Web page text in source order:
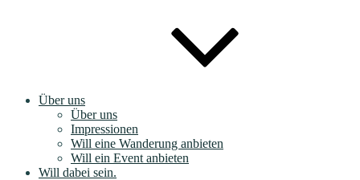
Über uns
Über uns
Impressionen
Will eine Wanderung anbieten
Will ein Event anbieten
Will dabei sein.